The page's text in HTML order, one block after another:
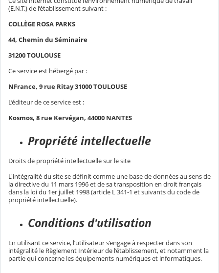
(E.N.T.) de l’établissement suivant :
COLLÈGE ROSA PARKS
44, Chemin du Séminaire
31200 TOULOUSE
Ce service est hébergé par :
NFrance, 9 rue Ritay 31000 TOULOUSE
L’éditeur de ce service est :
Kosmos, 8 rue Kervégan, 44000 NANTES
Propriété intellectuelle
Droits de propriété intellectuelle sur le site
L'intégralité du site se définit comme une base de données au sens de
la directive du 11 mars 1996 et de sa transposition en droit français
dans la loi du 1er juillet 1998 (article L 341-1 et suivants du code de
propriété intellectuelle).
Conditions d'utilisation
En utilisant ce service, l’utilisateur s’engage à respecter dans son
intégralité le Règlement Intérieur de l’établissement, et notamment la
partie qui concerne les équipements numériques et informatiques.